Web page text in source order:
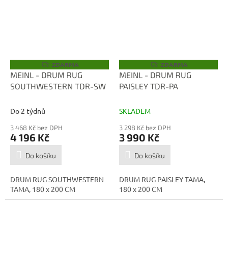
Z
D
A
R
ZDARMA
MEINL - DRUM RUG
SOUTHWESTERN TDR-SW
Do 2 týdnů
3 468 Kč bez DPH
4 196 Kč
Do košíku
DRUM RUG SOUTHWESTERN
TAMA, 180 x 200 CM
Z
D
A
R
ZDARMA
MEINL - DRUM RUG
PAISLEY TDR-PA
SKLADEM
3 298 Kč bez DPH
3 990 Kč
Do košíku
DRUM RUG PAISLEY TAMA,
180 x 200 CM